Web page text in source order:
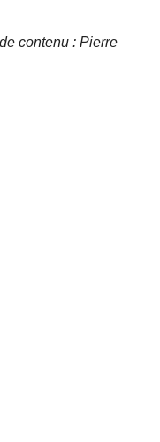
contenu : Pierre